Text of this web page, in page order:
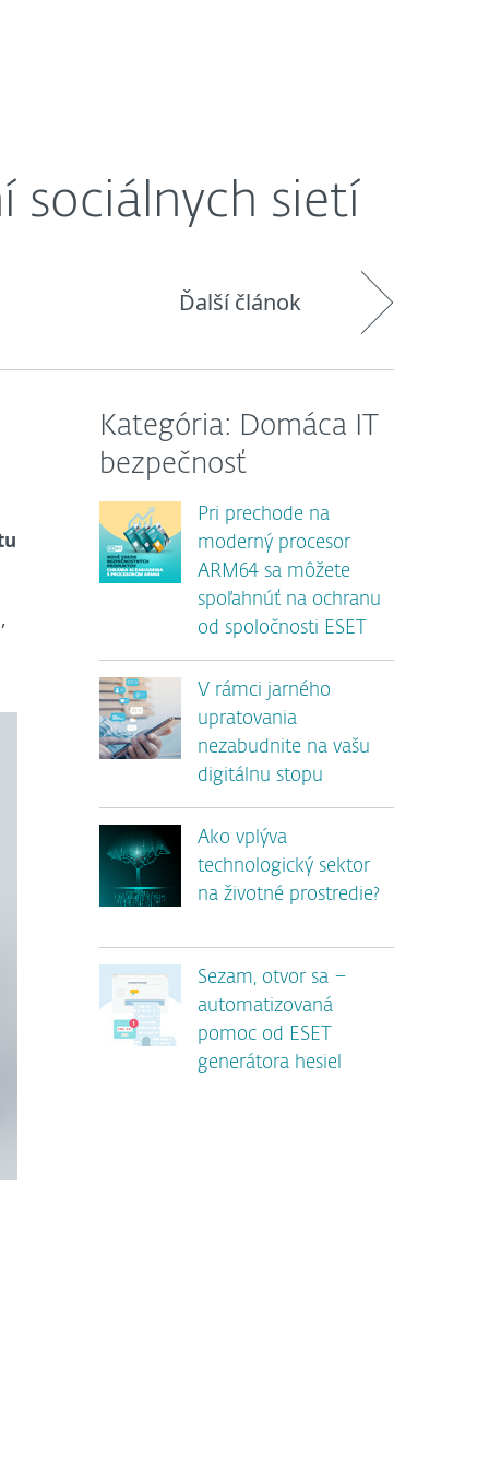
sociálnych sietí
Ďalší článok
Kategória: Domáca IT
bezpečnosť
Pri prechode na
moderný procesor
ARM64 sa môžete
spoľahnúť na ochranu
od spoločnosti ESET
V rámci jarného
upratovania
nezabudnite na vašu
digitálnu stopu
Ako vplýva
technologický sektor
na životné prostredie?
Sezam, otvor sa –
automatizovaná
pomoc od ESET
generátora hesiel